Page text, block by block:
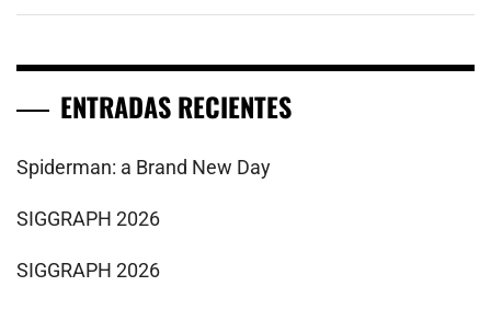
ENTRADAS RECIENTES
Spiderman: a Brand New Day
SIGGRAPH 2026
SIGGRAPH 2026